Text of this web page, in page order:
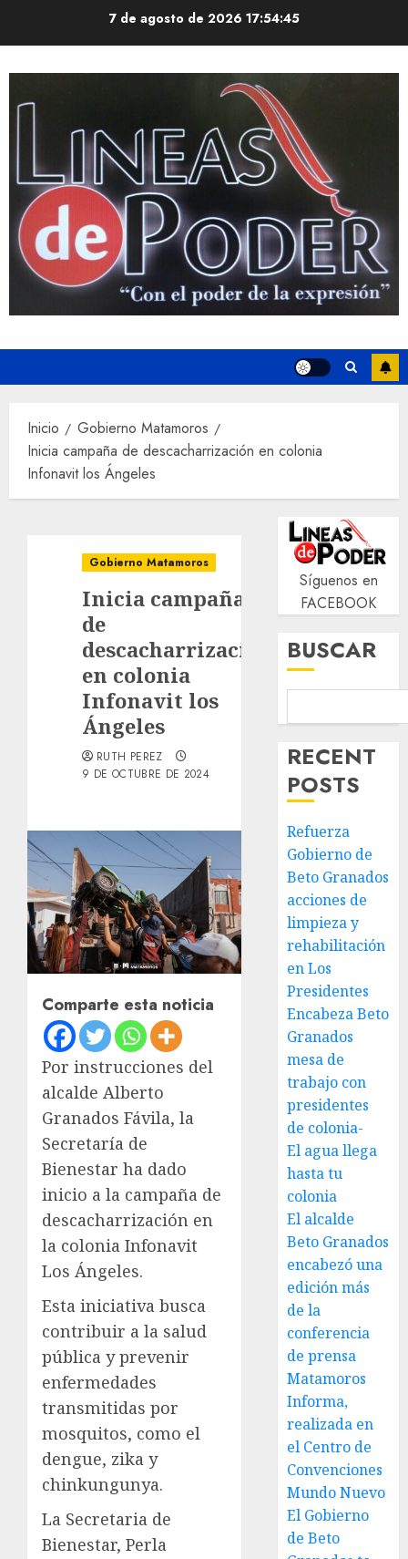
7 de agosto de 2026 17:54:46
Inicio
Gobierno Matamoros
Inicia campaña de descacharrización en colonia
Infonavit los Ángeles
Gobierno Matamoros
Inicia campaña
de
descacharrización
en colonia
Infonavit los
Ángeles
RUTH PEREZ
9 DE OCTUBRE DE 2024
Comparte esta noticia
Por instrucciones del
alcalde Alberto
Granados Fávila, la
Secretaría de
Bienestar ha dado
inicio a la campaña de
descacharrización en
la colonia Infonavit
Los Ángeles.
Esta iniciativa busca
contribuir a la salud
pública y prevenir
enfermedades
transmitidas por
mosquitos, como el
dengue, zika y
chinkungunya.
La Secretaria de
Bienestar, Perla
Síguenos en
FACEBOOK
BUSCAR
RECENT
POSTS
Refuerza
Gobierno de
Beto Granados
acciones de
limpieza y
rehabilitación
en Los
Presidentes
Encabeza Beto
Granados
mesa de
trabajo con
presidentes
de colonia-
El agua llega
hasta tu
colonia
El alcalde
Beto Granados
encabezó una
edición más
de la
conferencia
de prensa
Matamoros
Informa,
realizada en
el Centro de
Convenciones
Mundo Nuevo
El Gobierno
de Beto